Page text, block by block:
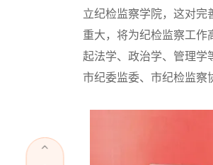
立纪检监察学院，这对完
重大，将为纪检监察工作
起法学、政治学、管理学
市纪委监委、市纪检监察